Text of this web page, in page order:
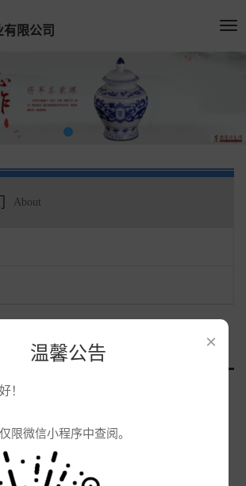
×
温馨公告
！
限微信小程序中查阅。
限公司
About
证件资质>